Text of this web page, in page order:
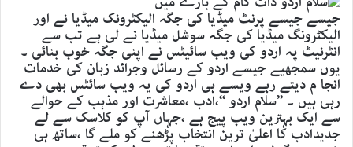
جیسے جیسے پرنٹ میڈیا کی جگہ الیکٹرونک میڈیا نے اور
الیکٹرونگ میڈیا کی جگہ سوشل میڈیا نے لی ہے تب سے
انٹرنیٹ پہ اردو کی ویب سائیٹس نے اپنی جگہ خوب بنائی ۔
یوں سمجھیے جیسے اردو کے رسائل وجرائد زبان کی خدمات
انجا م دیتے رہے ویسے ہی اردو کی یہ ویب سائٹس بھی دے
رہی ہیں ۔ ’’سلام اردو ‘‘،ادب ،معاشرت اور مذہب کے حوالے
سے ایک بہترین ویب پیج ہے ،جہاں آپ کو کلاسک سے لے
جدیدادب کا اعلیٰ ترین انتخاب پڑھنے کو ملے گا ،ساتھ ہی